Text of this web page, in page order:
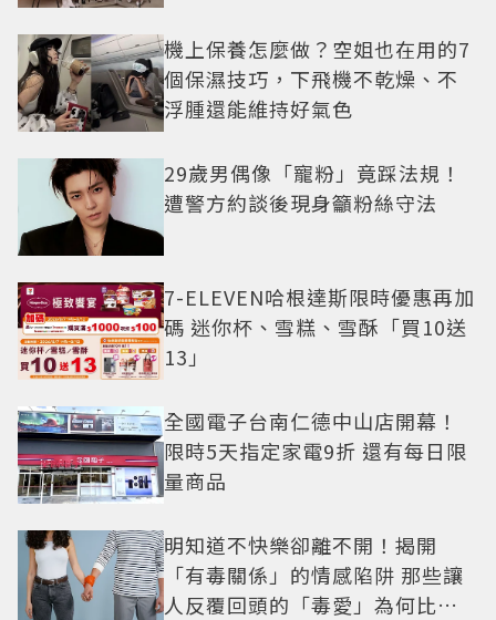
機上保養怎麼做？空姐也在用的7
個保濕技巧，下飛機不乾燥、不
浮腫還能維持好氣色
29歲男偶像「寵粉」竟踩法規！
遭警方約談後現身籲粉絲守法
7-ELEVEN哈根達斯限時優惠再加
碼 迷你杯、雪糕、雪酥「買10送
13」
全國電子台南仁德中山店開幕！
限時5天指定家電9折 還有每日限
量商品
明知道不快樂卻離不開！揭開
「有毒關係」的情感陷阱 那些讓
人反覆回頭的「毒愛」為何比菸